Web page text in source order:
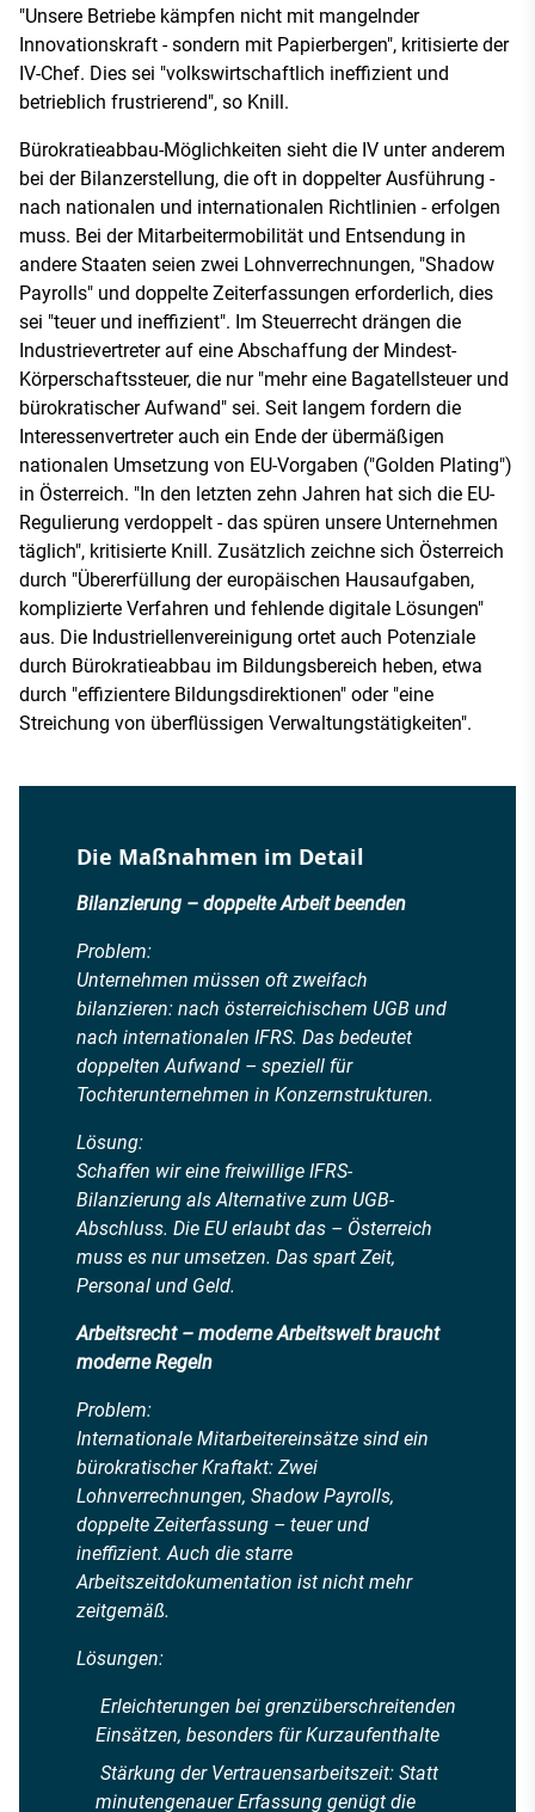
"Unsere Betriebe kämpfen nicht mit mangelnder
Innovationskraft - sondern mit Papierbergen", kritisierte der
IV-Chef. Dies sei "volkswirtschaftlich ineffizient und
betrieblich frustrierend", so Knill.
Bürokratieabbau-Möglichkeiten sieht die IV unter anderem
bei der Bilanzerstellung, die oft in doppelter Ausführung -
nach nationalen und internationalen Richtlinien - erfolgen
muss. Bei der Mitarbeitermobilität und Entsendung in
andere Staaten seien zwei Lohnverrechnungen, "Shadow
Payrolls" und doppelte Zeiterfassungen erforderlich, dies
sei "teuer und ineffizient". Im Steuerrecht drängen die
Industrievertreter auf eine Abschaffung der Mindest-
Körperschaftssteuer, die nur "mehr eine Bagatellsteuer und
bürokratischer Aufwand" sei. Seit langem fordern die
Interessenvertreter auch ein Ende der übermäßigen
nationalen Umsetzung von EU-Vorgaben ("Golden Plating")
in Österreich. "In den letzten zehn Jahren hat sich die EU-
Regulierung verdoppelt - das spüren unsere Unternehmen
täglich", kritisierte Knill. Zusätzlich zeichne sich Österreich
durch "Übererfüllung der europäischen Hausaufgaben,
komplizierte Verfahren und fehlende digitale Lösungen"
aus. Die Industriellenvereinigung ortet auch Potenziale
durch Bürokratieabbau im Bildungsbereich heben, etwa
durch "effizientere Bildungsdirektionen" oder "eine
Streichung von überflüssigen Verwaltungstätigkeiten".
Die Maßnahmen im Detail
Bilanzierung – doppelte Arbeit beenden
Problem:
Unternehmen müssen oft zweifach
bilanzieren: nach österreichischem UGB und
nach internationalen IFRS. Das bedeutet
doppelten Aufwand – speziell für
Tochterunternehmen in Konzernstrukturen.
Lösung:
Schaffen wir eine freiwillige IFRS-
Bilanzierung als Alternative zum UGB-
Abschluss. Die EU erlaubt das – Österreich
muss es nur umsetzen. Das spart Zeit,
Personal und Geld.
Arbeitsrecht – moderne Arbeitswelt braucht
moderne Regeln
Problem:
Internationale Mitarbeitereinsätze sind ein
bürokratischer Kraftakt: Zwei
Lohnverrechnungen, Shadow Payrolls,
doppelte Zeiterfassung – teuer und
ineffizient. Auch die starre
Arbeitszeitdokumentation ist nicht mehr
zeitgemäß.
Lösungen:
Erleichterungen bei grenzüberschreitenden
Einsätzen, besonders für Kurzaufenthalte
Stärkung der Vertrauensarbeitszeit: Statt
minutengenauer Erfassung genügt die